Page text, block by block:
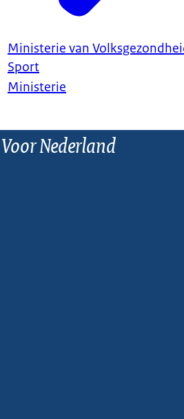
Ministerie van
Sport
Ministerie
Nederland